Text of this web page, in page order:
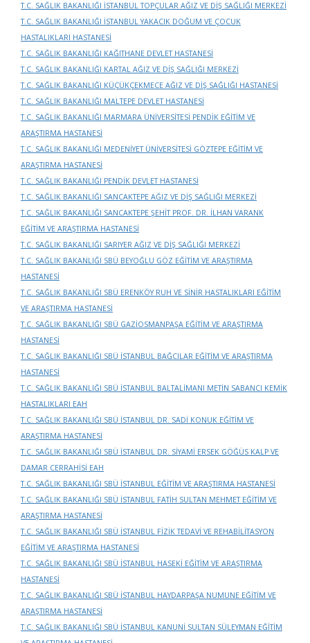
T.C. SAĞLIK BAKANLIĞI İSTANBUL TOPÇULAR AĞIZ VE DİŞ SAĞLIĞI MERKEZİ
T.C. SAĞLIK BAKANLIĞI İSTANBUL YAKACIK DOĞUM VE ÇOCUK
HASTALIKLARI HASTANESİ
T.C. SAĞLIK BAKANLIĞI KAĞITHANE DEVLET HASTANESİ
T.C. SAĞLIK BAKANLIĞI KARTAL AĞIZ VE DİŞ SAĞLIĞI MERKEZİ
T.C. SAĞLIK BAKANLIĞI KÜÇÜKÇEKMECE AĞIZ VE DİŞ SAĞLIĞI HASTANESİ
T.C. SAĞLIK BAKANLIĞI MALTEPE DEVLET HASTANESİ
T.C. SAĞLIK BAKANLIĞI MARMARA ÜNİVERSİTESİ PENDİK EĞİTİM VE
ARAŞTIRMA HASTANESİ
T.C. SAĞLIK BAKANLIĞI MEDENİYET ÜNİVERSİTESİ GÖZTEPE EĞİTİM VE
ARAŞTIRMA HASTANESİ
T.C. SAĞLIK BAKANLIĞI PENDİK DEVLET HASTANESİ
T.C. SAĞLIK BAKANLIĞI SANCAKTEPE AĞIZ VE DİŞ SAĞLIĞI MERKEZİ
T.C. SAĞLIK BAKANLIĞI SANCAKTEPE ŞEHİT PROF. DR. İLHAN VARANK
EĞİTİM VE ARAŞTIRMA HASTANESİ
T.C. SAĞLIK BAKANLIĞI SARIYER AĞIZ VE DİŞ SAĞLIĞI MERKEZİ
T.C. SAĞLIK BAKANLIĞI SBÜ BEYOĞLU GÖZ EĞİTİM VE ARAŞTIRMA
HASTANESİ
T.C. SAĞLIK BAKANLIĞI SBÜ ERENKÖY RUH VE SİNİR HASTALIKLARI EĞİTİM
VE ARAŞTIRMA HASTANESİ
T.C. SAĞLIK BAKANLIĞI SBÜ GAZİOSMANPAŞA EĞİTİM VE ARAŞTIRMA
HASTANESİ
T.C. SAĞLIK BAKANLIĞI SBÜ İSTANBUL BAĞCILAR EĞİTİM VE ARAŞTIRMA
HASTANESİ
T.C. SAĞLIK BAKANLIĞI SBÜ İSTANBUL BALTALİMANI METİN SABANCI KEMİK
HASTALIKLARI EAH
T.C. SAĞLIK BAKANLIĞI SBÜ İSTANBUL DR. SADİ KONUK EĞİTİM VE
ARAŞTIRMA HASTANESİ
T.C. SAĞLIK BAKANLIĞI SBÜ İSTANBUL DR. SİYAMİ ERSEK GÖĞÜS KALP VE
DAMAR CERRAHİSİ EAH
T.C. SAĞLIK BAKANLIĞI SBÜ İSTANBUL EĞİTİM VE ARAŞTIRMA HASTANESİ
T.C. SAĞLIK BAKANLIĞI SBÜ İSTANBUL FATİH SULTAN MEHMET EĞİTİM VE
ARAŞTIRMA HASTANESİ
T.C. SAĞLIK BAKANLIĞI SBÜ İSTANBUL FİZİK TEDAVİ VE REHABİLİTASYON
EĞİTİM VE ARAŞTIRMA HASTANESİ
T.C. SAĞLIK BAKANLIĞI SBÜ İSTANBUL HASEKİ EĞİTİM VE ARAŞTIRMA
HASTANESİ
T.C. SAĞLIK BAKANLIĞI SBÜ İSTANBUL HAYDARPAŞA NUMUNE EĞİTİM VE
ARAŞTIRMA HASTANESİ
T.C. SAĞLIK BAKANLIĞI SBÜ İSTANBUL KANUNİ SULTAN SÜLEYMAN EĞİTİM